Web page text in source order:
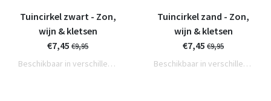
Tuincirkel zwart - Zon,
wijn & kletsen
€7,45 €9,95
Beschikbaar in verschillende varianten
Tuincirkel zand - Zon,
wijn & kletsen
€7,45 €9,95
Beschikbaar in verschillende varianten